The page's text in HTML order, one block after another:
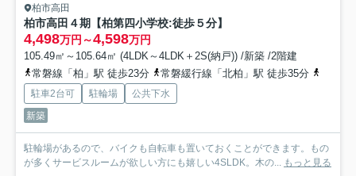
柏市高田
柏市高田４期【柏第四小学校:徒歩５分】
4,498万円～4,598万円
105.49㎡～105.64㎡ (4LDK～4LDK＋2S(納戸)) /新築 /2階建
常磐線「柏」駅 徒歩23分
常磐緩行線「北柏」駅 徒歩35分
駐車2台可 駐輪場
公共下水
新築
駐輪場があるので、バイクも自転車も置いておくことができます。もの
が多くサービスルームが欲しい方にも嬉しい4SLDK。木の... もっと見る